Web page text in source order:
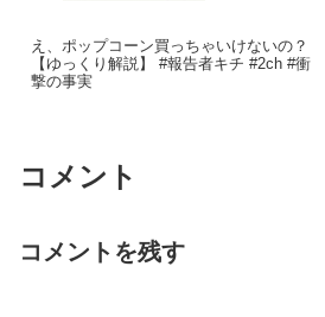
え、ポップコーン買っちゃいけないの？
【ゆっくり解説】 #報告者キチ #2ch #衝
撃の事実
コメント
コメントを残す